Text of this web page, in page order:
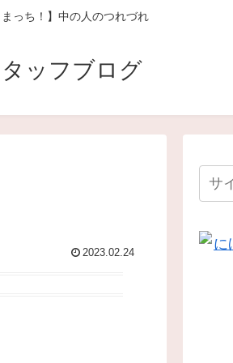
っち！】中の人のつれづれ
タッフブログ
2023.02.24